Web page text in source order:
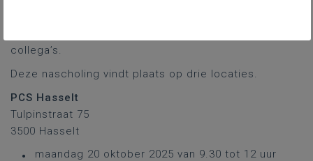
collega’s.
Deze nascholing vindt plaats op drie locaties.
PCS Hasselt
Tulpinstraat 75
3500 Hasselt
maandag 20 oktober 2025 van 9.30 tot 12 uur